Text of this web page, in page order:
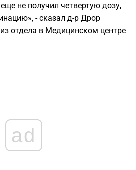
не получил четвертую дозу,
- сказал д-р Дрор
отдела в Медицинском центре
ad